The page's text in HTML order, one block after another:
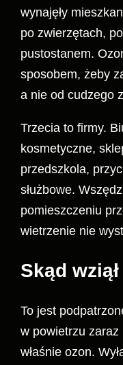
wynajęły
po zwierzętach,
pustostanem.
sposobem, żeby
a nie od cudzego
Trzecia to firmy.
kosmetyczne,
przedszkola,
służbowe.
pomieszczeniu
wietrzenie nie
Skąd
To jest
w powietrzu zaraz
właśnie ozon.